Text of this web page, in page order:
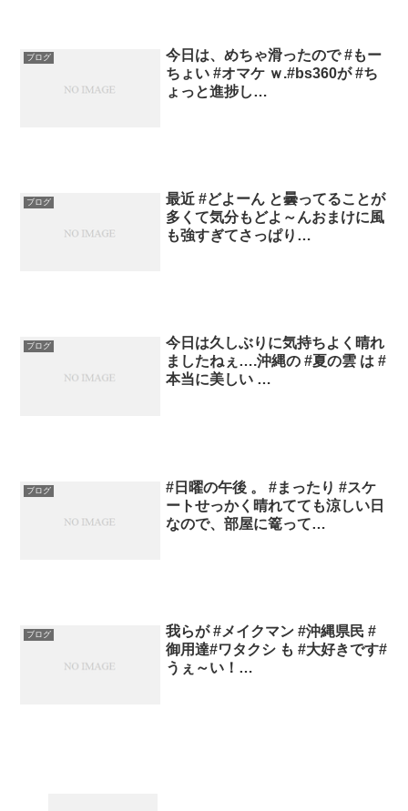
ブログ
今日は、めちゃ滑ったので #もー
ちょい #オマケ ｗ.#bs360が #ち
ょっと進捗し…
ブログ
最近 #どよーん と曇ってることが
多くて気分もどよ～んおまけに風
も強すぎてさっぱり…
ブログ
今日は久しぶりに気持ちよく晴れ
ましたねぇ….沖縄の #夏の雲 は #
本当に美しい …
ブログ
#日曜の午後 。 #まったり #スケ
ートせっかく晴れてても涼しい日
なので、部屋に篭って…
ブログ
我らが #メイクマン #沖縄県民 #
御用達#ワタクシ も #大好きです#
うぇ～い！…